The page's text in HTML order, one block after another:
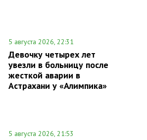
5 августа 2026, 22:31
Девочку четырех лет
увезли в больницу после
жесткой аварии в
Астрахани у «Алимпика»
5 августа 2026, 21:53